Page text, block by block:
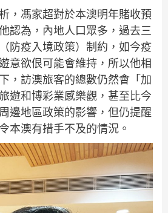
，馮家超對於本澳明年賭收預
認為，內地人口眾多，過去三
防疫入境政策）制約，如今疫
意欲佷可能會維持，所以他相
，訪澳旅客的總數仍然會「加
遊和博彩業感樂觀，甚至比今
邊地區政策的影響，但仍提醒
本澳有措手不及的情況。